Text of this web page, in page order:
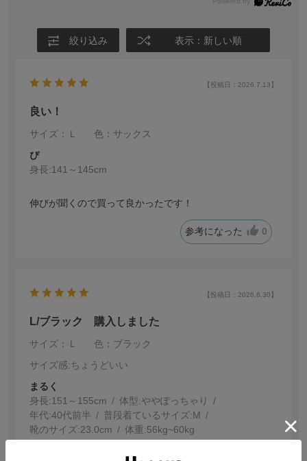
絞り込み 表示：新しい順
【投稿日：2026.7.13】
良い！
サイズ：Ｌ
色：サックス
ぴ
身長:141～145cm
伸びが聞くので買って良かったです！
参考になった 0
【投稿日：2026.6.30】
L/ブラック 購入しました
サイズ：Ｌ
色：ブラック
サイズ感:ちょうどいい
まるく
身長:151～155cm 体型:ぽっちゃり
年代:40代前半 普段着ているサイズ:M
靴のサイズ:23.0cm 体重:56kg~60kg